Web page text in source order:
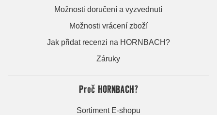
Možnosti doručení a vyzvednutí
Možnosti vrácení zboží
Jak přidat recenzi na HORNBACH?
Záruky
Proč HORNBACH?
Sortiment E-shopu